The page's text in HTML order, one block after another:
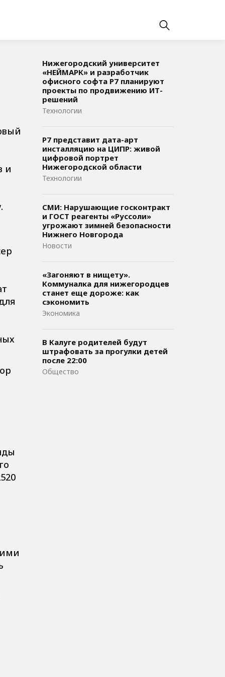
и
Нижегородский университет
«НЕЙМАРК» и разработчик
офисного софта P7 планируют
проекты по продвижению ИТ-
решений
Технологии
Р7 представит дата-арт
инсталляцию на ЦИПР: живой
цифровой портрет
Нижегородской области
Технологии
СМИ: Нарушающие госконтракт
и ГОСТ реагенты «Руссоли»
угрожают зимней безопасности
Нижнего Новгорода
Новости
«Загоняют в нищету».
Коммуналка для нижегородцев
станет еще дороже: как
сэкономить
Экономика
В Калуге родителей будут
штрафовать за прогулки детей
после 22:00
Общество